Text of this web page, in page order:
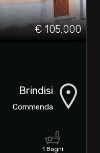
€ 105.000
Brindisi
Commenda
1 Bagni